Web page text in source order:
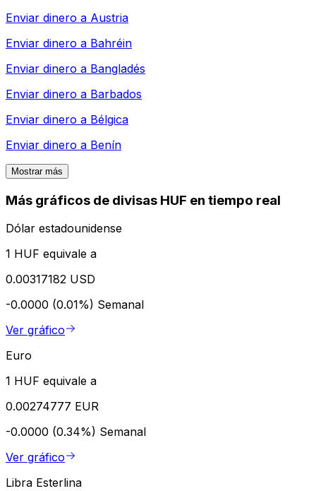
Enviar dinero a Austria
Enviar dinero a Bahréin
Enviar dinero a Bangladés
Enviar dinero a Barbados
Enviar dinero a Bélgica
Enviar dinero a Benín
Mostrar más
Más gráficos de divisas HUF en tiempo real
Dólar estadounidense
1 HUF equivale a
0.00317182 USD
-0.0000 (0.01%) Semanal
Ver gráfico
Euro
1 HUF equivale a
0.00274777 EUR
-0.0000 (0.34%) Semanal
Ver gráfico
Libra Esterlina